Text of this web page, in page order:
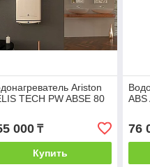
Ariston
TECH PW ABSE 80
000₸
Купить
ABS
76